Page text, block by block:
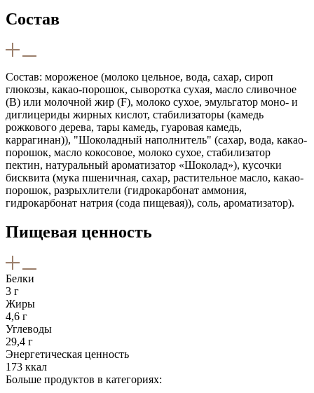
Состав
Состав: мороженое (молоко цельное, вода, сахар, сироп
глюкозы, какао-порошок, сыворотка сухая, масло сливочное
(B) или молочной жир (F), молоко сухое, эмульгатор моно- и
диглицериды жирных кислот, стабилизаторы (камедь
рожкового дерева, тары камедь, гуаровая камедь,
каррагинан)), "Шоколадный наполнитель" (сахар, вода, какао-
порошок, масло кокосовое, молоко сухое, стабилизатор
пектин, натуральный ароматизатор «Шоколад»), кусочки
бисквита (мука пшеничная, сахар, растительное масло, какао-
порошок, разрыхлители (гидрокарбонат аммония,
гидрокарбонат натрия (сода пищевая)), соль, ароматизатор).
Пищевая ценность
Белки
3 г
Жиры
4,6 г
Углеводы
29,4 г
Энергетическая ценность
173 ккал
Больше продуктов в категориях: